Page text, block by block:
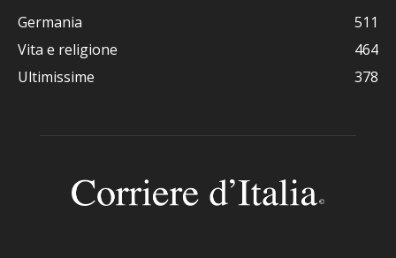
Germania
511
Vita e religione
464
Ultimissime
378